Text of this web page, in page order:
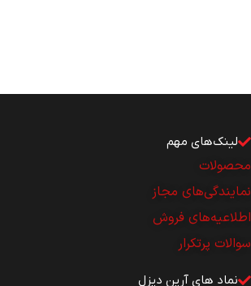
لینک‌های مهم
محصولات
نمایندگی‌های مجاز
اطلاعیه‌های فروش
سوالات پرتکرار
نماد های آرین دیزل